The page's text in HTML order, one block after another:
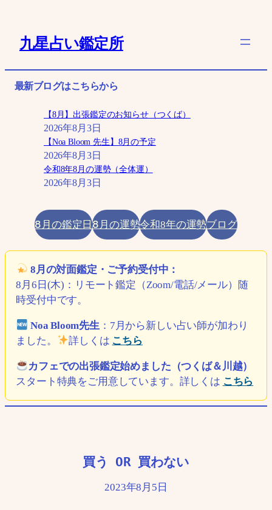
キ
九星占い鑑定所
最新ブログはこちらから
【8月】出張鑑定のお知らせ（つくば）
2026年8月3日
【Noa Bloom 先生】8月の予定
2026年8月3日
令和8年8月の運勢（全体運）
2026年8月3日
8月の鑑定日8月の運勢令和8年の運勢ブログ
8月の対面鑑定・ご予約受付中：
8月6日(木)：リモート鑑定（Zoom/電話/メール）随
時受付中です。
Noa Bloom先生：7月から新しい占い師が加わり
ました。
詳しくは こちら
カフェでの出張鑑定始めました（つくば＆川越）
スタート特典をご用意しています。詳しくは こちら
買う OR 買わない
2023年8月5日